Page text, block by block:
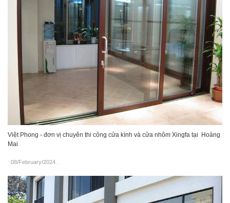
Việt Phong - đơn vị chuyên thi công cửa kính và cửa nhôm Xingfa tại Hoàng
Mai
08/February/2024